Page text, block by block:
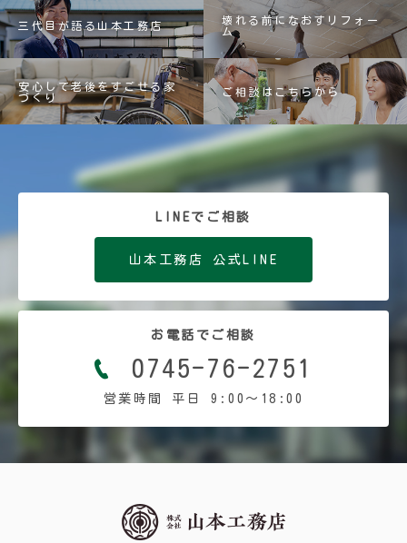
三代目が語る山本工務店
壊れる前になおすリフォー
ム
安心して老後をすごせる家
づくり
ご相談はこちらから
LINEでご相談
山本工務店 公式LINE
お電話でご相談
0745-76-2751
営業時間 平日 9:00〜18:00